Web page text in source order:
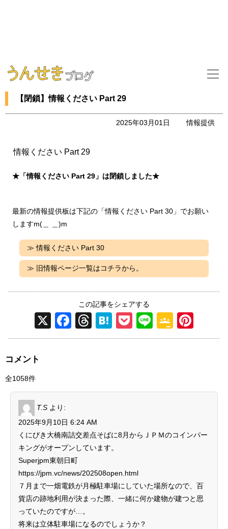
【閉鎖】情報ください Part 29
2025年03月01日 情報提供
情報ください Part 29
★「情報ください Part 29」は閉鎖しました★
最新の情報提供板は下記の 「情報ください Part 30」 でお願い
しますm(＿ ＿)m
≫ 情報ください Part 30
≫ 旧情報ページ一覧はコチラから。
この記事をシェアする
X
F
a
o
k
T
hr
H
at
P
o
Li
n
G
o
ss
m
nt
コメント
全1058件
T.S より:
2025年9月10日 6:24 AM
くにびき大橋南詰交差点そばに8月からＪＰＭのコインパー
キングがオープンしています。
Superjpm東朝日町
https://jpm.vc/news/202508open.html
７月まで一畑電鉄が月極駐車場にしていた場所なので、百
貨店の跡地利用が決まった際、一緒に何か建物が建つと思
っていたのですが…。
将来は立体駐車場になるのでしょうか？